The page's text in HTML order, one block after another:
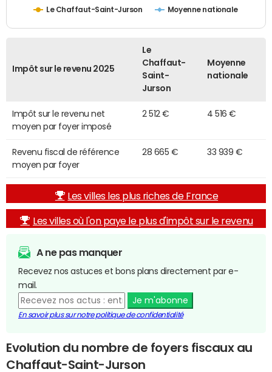
Le Chaffaut-Saint-Jurson Moyenne nationale
Impôt sur le revenu 2025
Le
Chaffaut-
Saint-
Jurson
Moyenne
nationale
Impôt sur le revenu net
moyen par foyer imposé
2 512 € 4 516 €
Revenu fiscal de référence
moyen par foyer
28 665 € 33 939 €
Les villes les plus riches de France
Les villes où l'on paye le plus d'impôt sur le revenu
A ne pas manquer
Recevez nos astuces et bons plans directement par e-
mail.
Je m'abonne
En savoir plus sur notre politique de confidentialité
Evolution du nombre de foyers fiscaux au
Chaffaut-Saint-Jurson